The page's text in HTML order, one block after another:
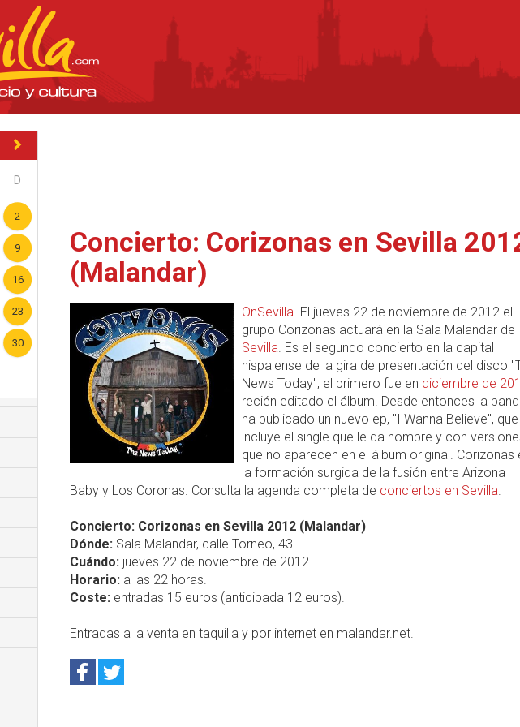
D
2
9
16
23
30
Concierto: Corizonas en Sevilla
(Malandar)
OnSevilla. El jueves 22 de noviembre de 2012 el
grupo Corizonas actuará en la Sala Malandar de
Sevilla. Es el segundo concierto en la capital
hispalense de la gira de presentación del disco
News Today", el primero fue en diciembre de
recién editado el álbum. Desde entonces la
ha publicado un nuevo ep, "I Wanna Believe", que
incluye el single que le da nombre y con
que no aparecen en el álbum original. Corizonas
la formación surgida de la fusión entre Arizona
Baby y Los Coronas. Consulta la agenda completa de conciertos en Sevilla.
Concierto: Corizonas en Sevilla 2012 (Malandar)
Dónde: Sala Malandar, calle Torneo, 43.
Cuándo: jueves 22 de noviembre de 2012.
Horario: a las 22 horas.
Coste: entradas 15 euros (anticipada 12 euros).
Entradas a la venta en taquilla y por internet en malandar.net.